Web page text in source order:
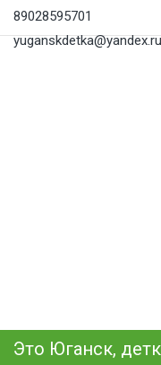
89028595701
yuganskdetka@yandex.ru
Это Юганск,